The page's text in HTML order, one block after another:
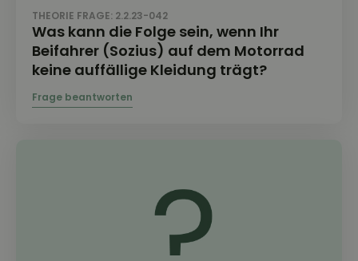
THEORIE FRAGE: 2.2.23-042
Was kann die Folge sein, wenn Ihr
Beifahrer (Sozius) auf dem Motorrad
keine auffällige Kleidung trägt?